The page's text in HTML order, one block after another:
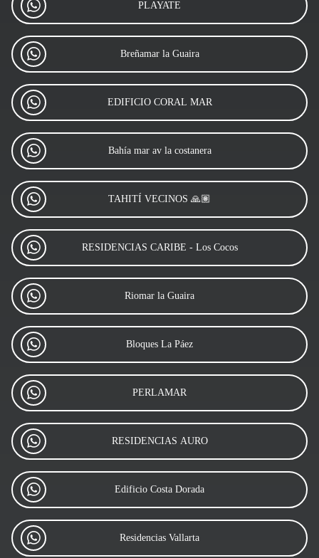
PLAYATE
Breñamar la Guaira
EDIFICIO CORAL MAR
Bahía mar av la costanera
TAHITÍ VECINOS 🙏🏽
RESIDENCIAS CARIBE - Los Cocos
Riomar la Guaira
Bloques La Páez
PERLAMAR
RESIDENCIAS AURO
Edificio Costa Dorada
Residencias Vallarta